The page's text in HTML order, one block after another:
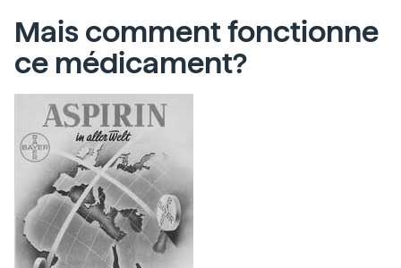
Mais comment fonctionne
ce médicament?